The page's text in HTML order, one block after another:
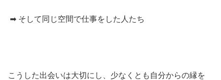
➡ そして同じ空間で仕事をした人たち
こうした出会いは大切にし、少なくとも自分からの縁を